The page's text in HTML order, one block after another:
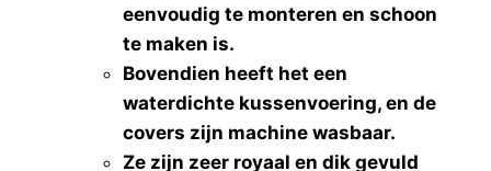
eenvoudig te monteren en schoon
te maken is.
Bovendien heeft het een
waterdichte kussenvoering, en de
covers zijn machine wasbaar.
Ze zijn zeer royaal en dik gevuld